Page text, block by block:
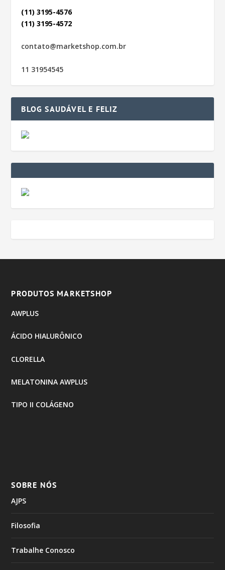
(11) 3195-4576
(11) 3195-4572
contato@marketshop.com.br
11 31954545
BLOG SAUDÁVEL E FELIZ
PRODUTOS MARKETSHOP
AWPLUS
ÁCIDO HIALURÔNICO
CLORELLA
MELATONINA AWPLUS
TIPO II COLÁGENO
SOBRE NÓS
AJPS
Filosofia
Trabalhe Conosco